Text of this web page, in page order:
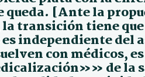
[Ante la
transición tiene
independiente del
con médicos,
de la